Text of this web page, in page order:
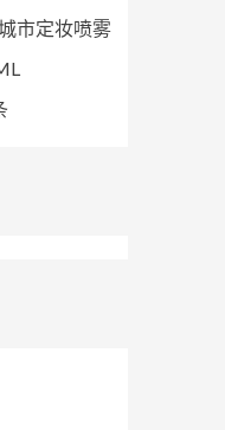
市定妆喷雾